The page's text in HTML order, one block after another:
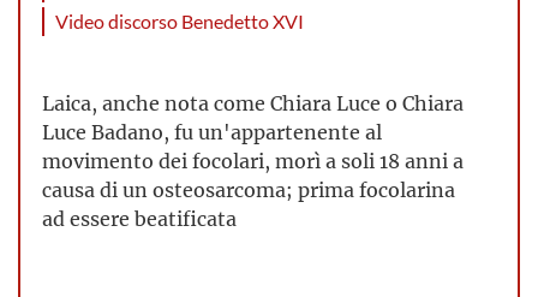
Video discorso Benedetto XVI
Laica, anche nota come Chiara Luce o Chiara
Luce Badano, fu un'appartenente al
movimento dei focolari, morì a soli 18 anni a
causa di un osteosarcoma; prima focolarina
ad essere beatificata